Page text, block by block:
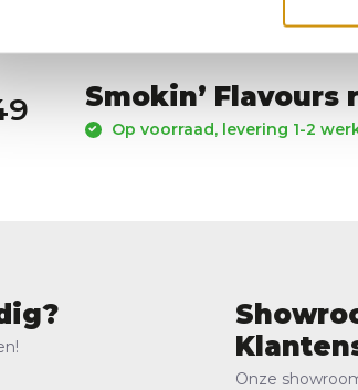
Smokin’ Flavours
Op voorraad, levering 1-2
Onze